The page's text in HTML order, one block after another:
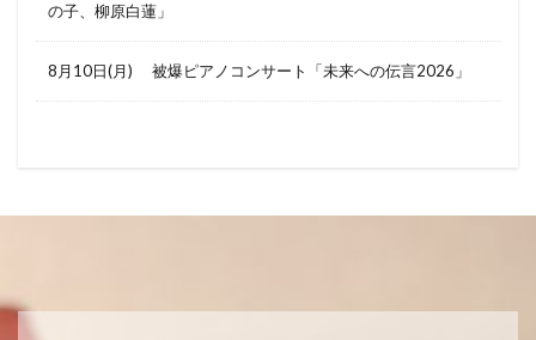
の子、柳原白蓮」
8月10日(月) 被爆ピアノコンサート「未来への伝言2026」